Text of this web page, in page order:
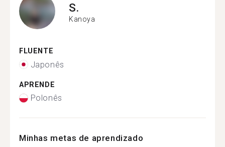
S.
Kanoya
FLUENTE
Japonês
APRENDE
Polonês
Minhas metas de aprendizado